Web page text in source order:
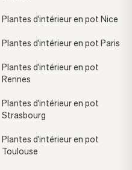
Plantes d'intérieur en pot Nice
Plantes d'intérieur en pot Paris
Plantes d'intérieur en pot
Rennes
Plantes d'intérieur en pot
Strasbourg
Plantes d'intérieur en pot
Toulouse